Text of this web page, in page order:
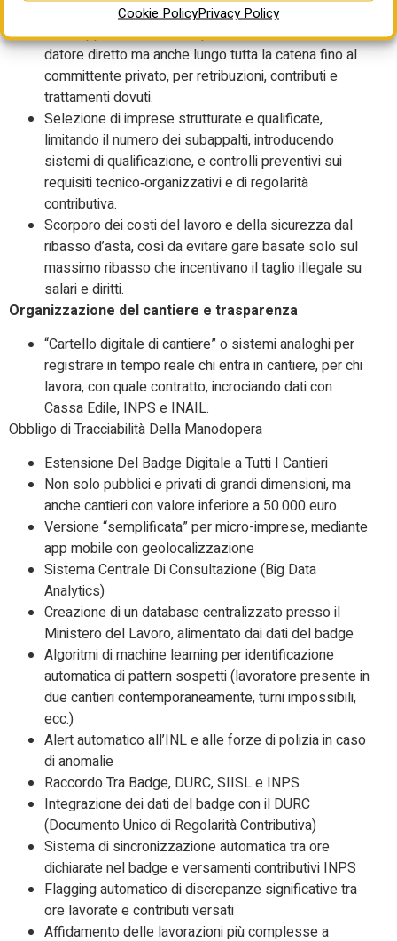
Cookie PolicyPrivacy Policy
Uso pieno della responsabilitàsolidale
e subappalti: il lavoratore può rivalersi non solo sul
datore diretto ma anche lungo tutta la catena fino al
committente privato, per retribuzioni, contributi e
trattamenti dovuti.
Selezione di imprese strutturate e qualificate,
limitando il numero dei subappalti, introducendo
sistemi di qualificazione, e controlli preventivi sui
requisiti tecnico‑organizzativi e di regolarità
contributiva.
Scorporo dei costi del lavoro e della sicurezza dal
ribasso d’asta, così da evitare gare basate solo sul
massimo ribasso che incentivano il taglio illegale su
salari e diritti.​
Organizzazione del cantiere e trasparenza
“Cartello digitale di cantiere” o sistemi analoghi per
registrare in tempo reale chi entra in cantiere, per chi
lavora, con quale contratto, incrociando dati con
Cassa Edile, INPS e INAIL.
Obbligo di Tracciabilità Della Manodopera
Estensione Del Badge Digitale a Tutti I Cantieri
Non solo pubblici e privati di grandi dimensioni, ma
anche cantieri con valore inferiore a 50.000 euro
Versione “semplificata” per micro-imprese, mediante
app mobile con geolocalizzazione
Sistema Centrale Di Consultazione (Big Data
Analytics)
Creazione di un database centralizzato presso il
Ministero del Lavoro, alimentato dai dati del badge
Algoritmi di machine learning per identificazione
automatica di pattern sospetti (lavoratore presente in
due cantieri contemporaneamente, turni impossibili,
ecc.)
Alert automatico all’INL e alle forze di polizia in caso
di anomalie
Raccordo Tra Badge, DURC, SIISL e INPS
Integrazione dei dati del badge con il DURC
(Documento Unico di Regolarità Contributiva)
Sistema di sincronizzazione automatica tra ore
dichiarate nel badge e versamenti contributivi INPS
Flagging automatico di discrepanze significative tra
ore lavorate e contributi versati
Affidamento delle lavorazioni più complesse a